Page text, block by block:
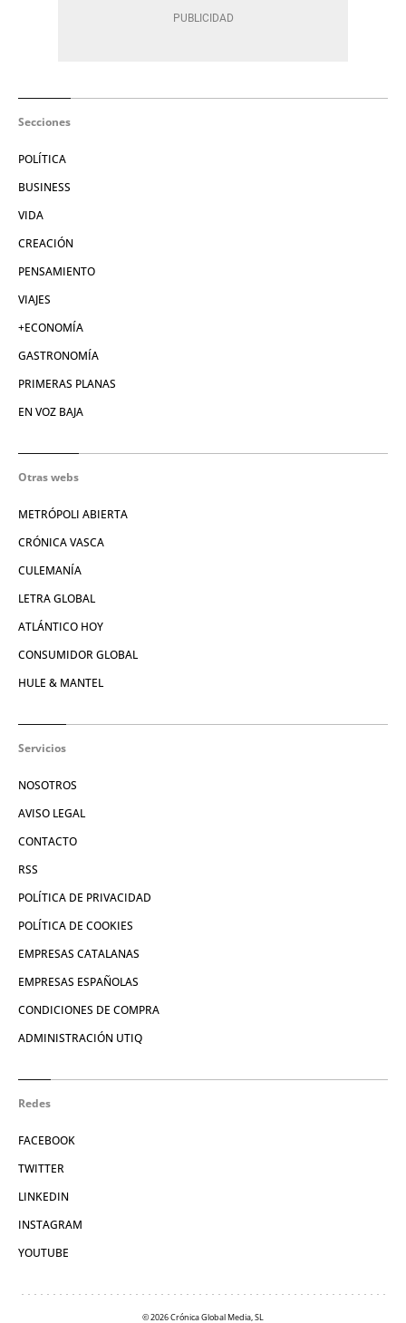
Secciones
POLÍTICA
BUSINESS
VIDA
CREACIÓN
PENSAMIENTO
VIAJES
+ECONOMÍA
GASTRONOMÍA
PRIMERAS PLANAS
EN VOZ BAJA
Otras webs
METRÓPOLI ABIERTA
CRÓNICA VASCA
CULEMANÍA
LETRA GLOBAL
ATLÁNTICO HOY
CONSUMIDOR GLOBAL
HULE & MANTEL
Servicios
NOSOTROS
AVISO LEGAL
CONTACTO
RSS
POLÍTICA DE PRIVACIDAD
POLÍTICA DE COOKIES
EMPRESAS CATALANAS
EMPRESAS ESPAÑOLAS
CONDICIONES DE COMPRA
ADMINISTRACIÓN UTIQ
Redes
FACEBOOK
TWITTER
LINKEDIN
INSTAGRAM
YOUTUBE
© 2026 Crónica Global Media, SL